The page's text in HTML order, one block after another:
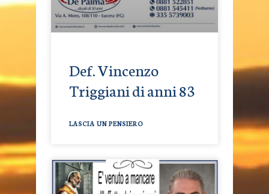
Def. Vincenzo
Triggiani di anni 83
LASCIA UN PENSIERO